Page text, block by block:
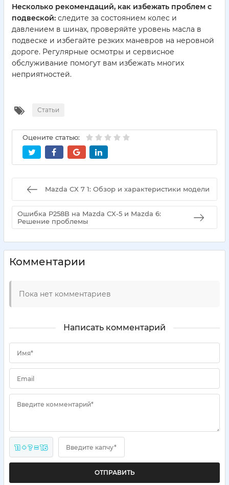
Несколько рекомендаций, как избежать проблем с
подвеской: следите за состоянием колес и
давлением в шинах, проверяйте уровень масла в
подвеске и избегайте резких маневров на неровной
дороге. Регулярные осмотры и сервисное
обслуживание помогут вам избежать многих
неприятностей.
Статьи
Оцените статью:
Mazda CX 7 1: Обзор и характеристики модели
Ошибка P258B на Mazda CX-5 и Mazda 6:
Решение проблемы
Комментарии
Пока нет комментариев
Написать комментарий
Имя*
Email
Введите комментарий*
11 + ? = 16 Введите капчу*
ОТПРАВИТЬ